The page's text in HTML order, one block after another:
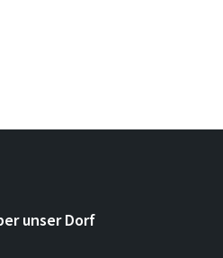
unser Dorf